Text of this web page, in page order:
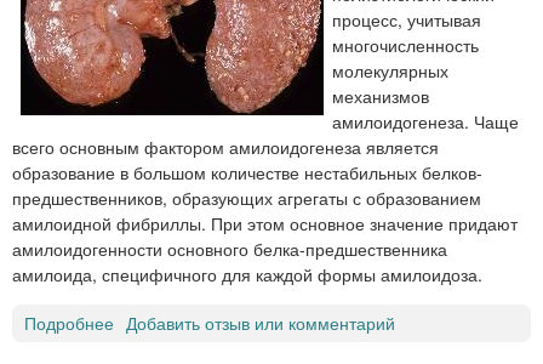
процесс, учитывая
многочисленность
молекулярных
механизмов
амилоидогенеза. Чаще
всего основным фактором амилоидогенеза является
образование в большом количестве нестабильных белков-
предшественников, образующих агрегаты с образованием
амилоидной фибриллы. При этом основное значение придают
амилоидогенности основного белка-предшественника
амилоида, специфичного для каждой формы амилоидоза.
Подробнее Добавить отзыв или комментарий